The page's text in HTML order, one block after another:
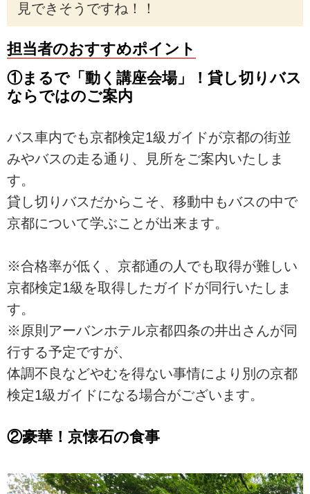
見できそうですね！！
担当者のおすすめポイント
①まるで「動く講座会場」！貸し切りバス
ならではのご案内
バス車内でも京都検定1級ガイドが京都の街並
みやバスの走る通り、見所をご案内いたしま
す。
貸し切りバスだからこそ、移動中もバスの中で
京都について学ぶことが出来ます。
※合格率が低く、京都通の人でも取得が難しい
京都検定1級を取得したガイドが同行いたしま
す。
※原則アーバンホテル京都四条の井出さんが同
行する予定ですが、
体調不良などやむを得ない事情により別の京都
検定1級ガイドになる場合がございます。
②豪華！京懐石の食事